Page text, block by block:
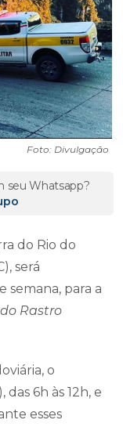
Foto: Divulgação
seu Whatsapp?
do Rio do
será
para a
Rastro
o
6h às 12h, e
esses